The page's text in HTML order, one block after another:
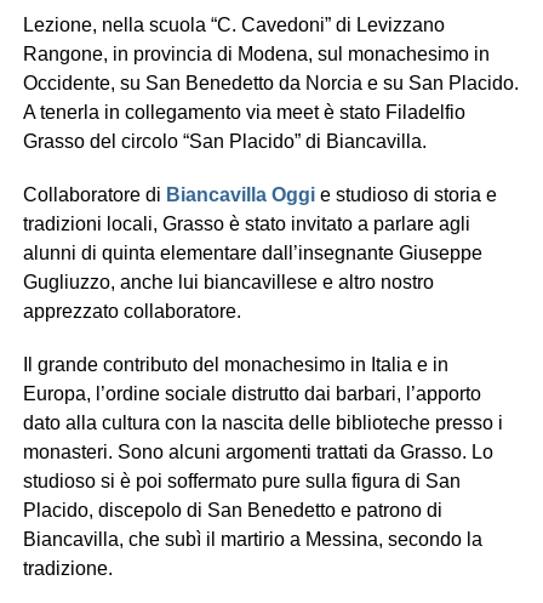
Lezione, nella scuola “C. Cavedoni” di Levizzano
Rangone, in provincia di Modena, sul monachesimo in
Occidente, su San Benedetto da Norcia e su San Placido.
A tenerla in collegamento via meet è stato Filadelfio
Grasso del circolo “San Placido” di Biancavilla.
Collaboratore di Biancavilla Oggie studioso di storia e
tradizioni locali, Grasso è stato invitato a parlare agli
alunni di quinta elementare dall’insegnante Giuseppe
Gugliuzzo, anche lui biancavillese e altro nostro
apprezzato collaboratore.
Il grande contributo del monachesimo in Italia e in
Europa, l’ordine sociale distrutto dai barbari, l’apporto
dato alla cultura con la nascita delle biblioteche presso i
monasteri. Sono alcuni argomenti trattati da Grasso. Lo
studioso si è poi soffermato pure sulla figura di San
Placido, discepolo di San Benedetto e patrono di
Biancavilla, che subì il martirio a Messina, secondo la
tradizione.